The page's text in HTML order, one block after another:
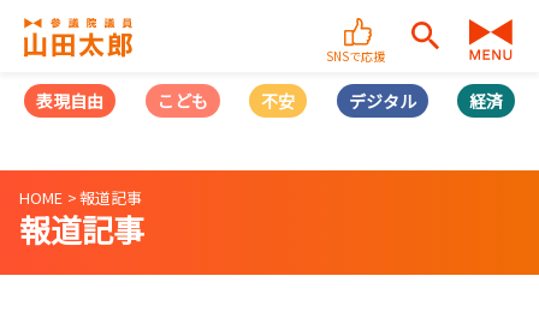
SNSで応援
表現自由 こども 不安 デジタル 経済
HOME 報道記事
報道記事